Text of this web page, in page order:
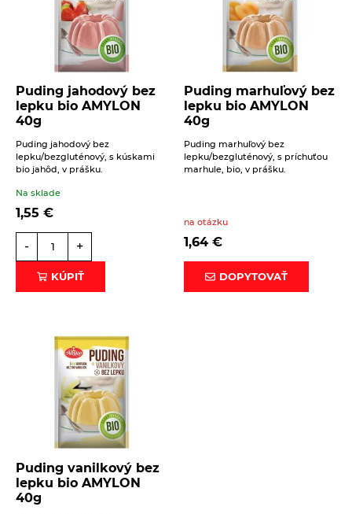
Beriem na vedomiespracovanie osobných údajov.
ODOSLAŤ
16. 6. 2021
Kruping
ČÍTAŤ VIAC
Puding jahodový bez
lepku bio AMYLON
40g
Puding jahodový bez
lepku/bezgluténový, s kúskami
bio jahôd, v prášku.
Na sklade
1,55 €
- +
KÚPIŤ
Puding marhuľový bez
lepku bio AMYLON
40g
Puding marhuľový bez
lepku/bezgluténový, s príchuťou
marhule, bio, v prášku.
na otázku
1,64 €
DOPYTOVAŤ
Puding vanilkový bez
lepku bio AMYLON
40g